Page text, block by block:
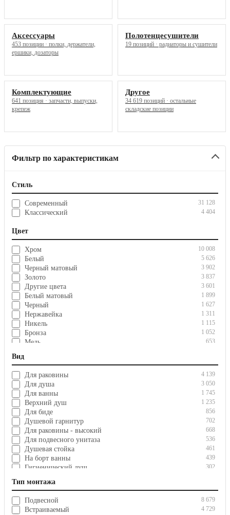
Аксессуары
453 позиции · полки, держатели,
ершики, дозаторы
Полотенцесушители
19 позиций · радиаторы и сушители
Комплектующие
641 позиция · запчасти, выпуски,
крепеж
Другое
34 619 позиций · остальные
складские позиции
Фильтр по характеристикам
Стиль
Современный 31 128
Классический 4 404
Цвет
Хром 10 008
Белый 5 626
Черный матовый 3 902
Золото 3 837
Другие цвета 3 601
Белый матовый 1 899
Черный 1 627
Нержавейка 1 311
Никель 1 115
Бронза 1 052
Медь 653
Розовое золото 304
Матовый хром 24
Вид
Для раковины 4 139
Для душа 3 050
Для ванны 1 745
Верхний душ 1 235
Для биде 856
Душевой гарнитур 702
Для раковины - высокий 668
Для подвесного унитаза 536
Душевая стойка 461
На борт ванны 439
Гигиенический душ 302
Зеркало
Сауна 164
143
Тип монтажа
Подвесной 8 679
Встраиваемый 4 729